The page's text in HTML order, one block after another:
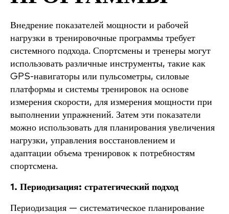
Внедрение показателей мощности и рабочей
нагрузки в тренировочные программы требует
системного подхода. Спортсмены и тренеры могут
использовать различные инструменты, такие как
GPS-навигаторы или пульсометры, силовые
платформы и системы тренировок на основе
измерения скорости, для измерения мощности при
выполнении упражнений. Затем эти показатели
можно использовать для планирования увеличения
нагрузки, управления восстановлением и
адаптации объема тренировок к потребностям
спортсмена.
1. Периодизация: стратегический подход
Периодизация — систематическое планирование